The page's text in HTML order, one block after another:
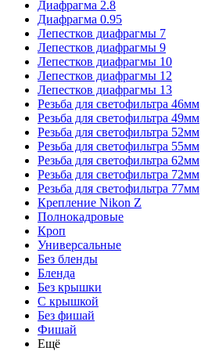
Диафрагма 2.8
Диафрагма 0.95
Лепестков диафрагмы 7
Лепестков диафрагмы 9
Лепестков диафрагмы 10
Лепестков диафрагмы 12
Лепестков диафрагмы 13
Резьба для светофильтра 46мм
Резьба для светофильтра 49мм
Резьба для светофильтра 52мм
Резьба для светофильтра 55мм
Резьба для светофильтра 62мм
Резьба для светофильтра 72мм
Резьба для светофильтра 77мм
Крепление Nikon Z
Полнокадровые
Кроп
Универсальные
Без бленды
Бленда
Без крышки
С крышкой
Без фишай
Фишай
Ещё